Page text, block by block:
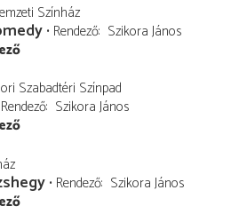
Színház
Rendező Szikora János
Szabadtéri Színpad
Rendező Szikora János
Rendező Szikora János